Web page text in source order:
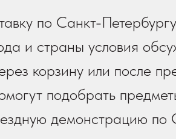
по Санкт-
и страны условия
корзину или после
подобрать
демонстрацию по